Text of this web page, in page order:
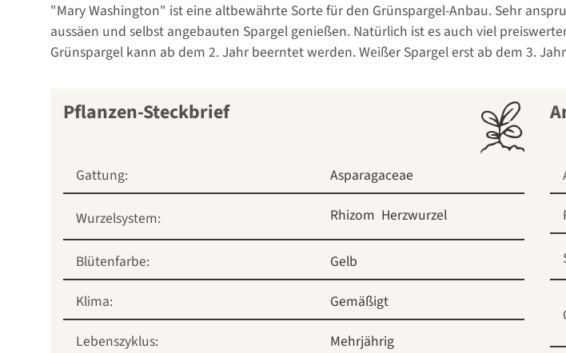
"Mary Washington" ist eine altbewährte Sorte für den Grünspargel-Anbau. Sehr
aussäen und selbst angebauten Spargel genießen. Natürlich ist es auch viel
Grünspargel kann ab dem 2. Jahr beerntet werden. Weißer Spargel erst ab dem 3.
Pflanzen-Steckbrief
Gattung: Asparagaceae
Wurzelsystem: Rhizom Herzwurzel
Blütenfarbe:
Gelb
Klima:
Gemäßigt
Lebenszyklus:
Mehrjährig